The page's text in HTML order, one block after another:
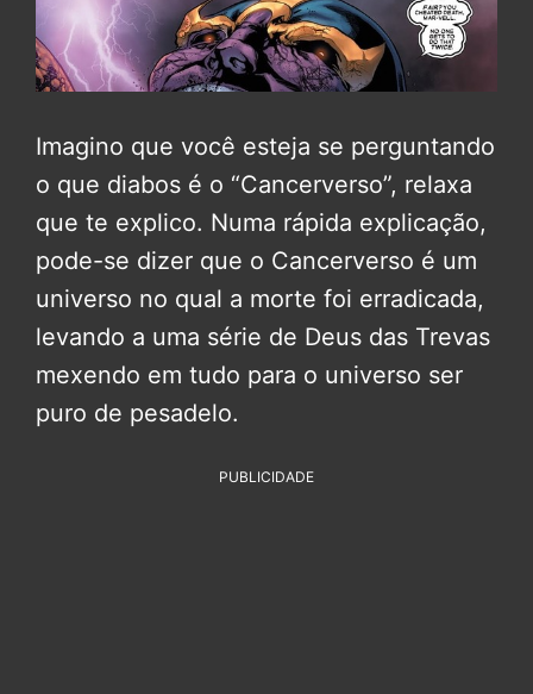
Imagino que você esteja se perguntando
o que diabos é o “Cancerverso”, relaxa
que te explico. Numa rápida explicação,
pode-se dizer que o Cancerverso é um
universo no qual a morte foi erradicada,
levando a uma série de Deus das Trevas
mexendo em tudo para o universo ser
puro de pesadelo.
PUBLICIDADE